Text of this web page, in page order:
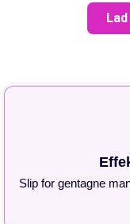
Slip for gentagne